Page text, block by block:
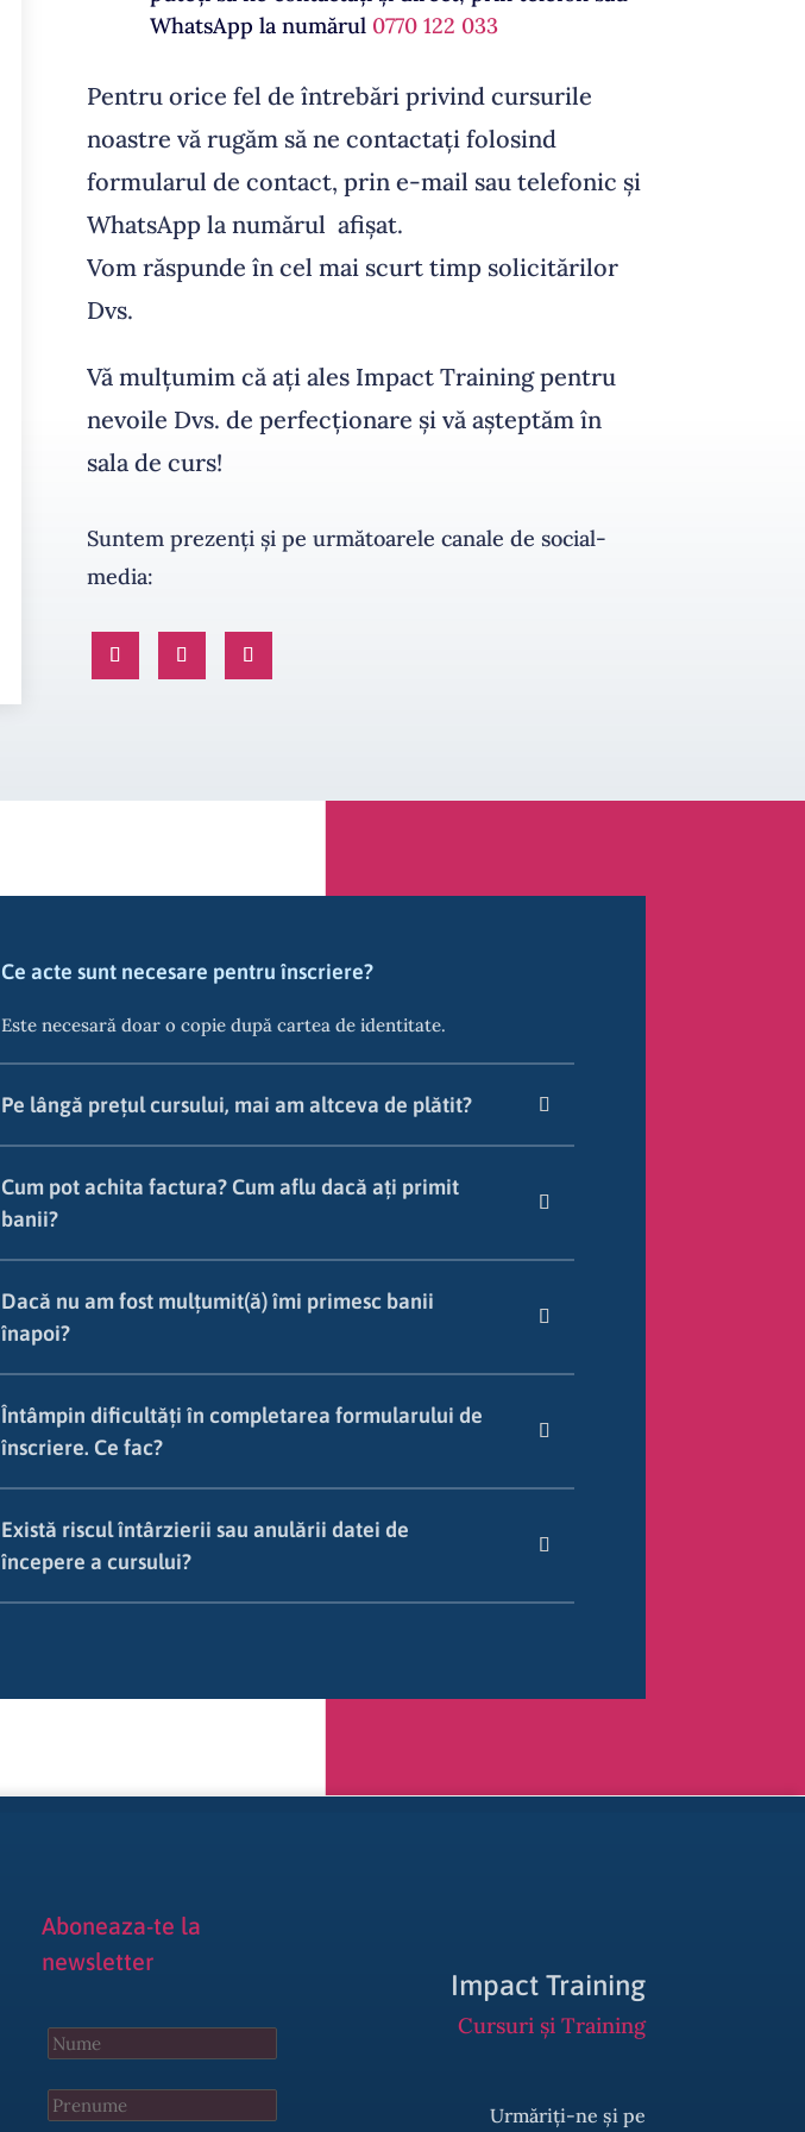
WhatsApp la numărul 0770 122 033
Pentru orice fel de întrebări privind cursurile
noastre vă rugăm să ne contactați folosind
formularul de contact, prin e-mail sau telefonic și
WhatsApp la numărul afișat.
Vom răspunde în cel mai scurt timp solicitărilor
Dvs.
Vă mulțumim că ați ales Impact Training pentru
nevoile Dvs. de perfecționare și vă așteptăm în
sala de curs!
Suntem prezenți și pe următoarele canale de social-
media:
Ce acte sunt necesare pentru înscriere?
Este necesară doar o copie după cartea de identitate.
Pe lângă prețul cursului, mai am altceva de plătit?
Cum pot achita factura? Cum aflu dacă ați primit
banii?
Dacă nu am fost mulțumit(ă) îmi primesc banii
înapoi?
Întâmpin dificultăți în completarea formularului de
înscriere. Ce fac?
Există riscul întârzierii sau anulării datei de
începere a cursului?
Aboneaza-te la
newsletter
Impact Training
Cursuri și Training
Urmăriți-ne și pe